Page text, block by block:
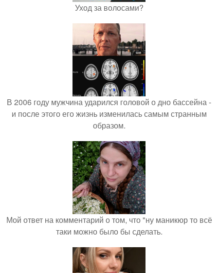
Уход за волосами?
В 2006 году мужчина ударился головой о дно бассейна -
и после этого его жизнь изменилась самым странным
образом.
Мой ответ на комментарий о том, что "ну маникюр то всё
таки можно было бы сделать.